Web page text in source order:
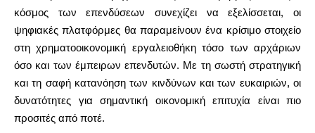
κόσμος των επενδύσεων συνεχίζει να εξελίσσεται, οι
ψηφιακές πλατφόρμες θα παραμείνουν ένα κρίσιμο στοιχείο
στη χρηματοοικονομική εργαλειοθήκη τόσο των αρχάριων
όσο και των έμπειρων επενδυτών. Με τη σωστή στρατηγική
και τη σαφή κατανόηση των κινδύνων και των ευκαιριών, οι
δυνατότητες για σημαντική οικονομική επιτυχία είναι πιο
προσιτές από ποτέ.